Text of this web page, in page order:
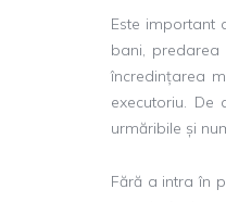
Este important
bani, predarea
încredințarea
executoriu. De
urmăribile și
Fără a intra în